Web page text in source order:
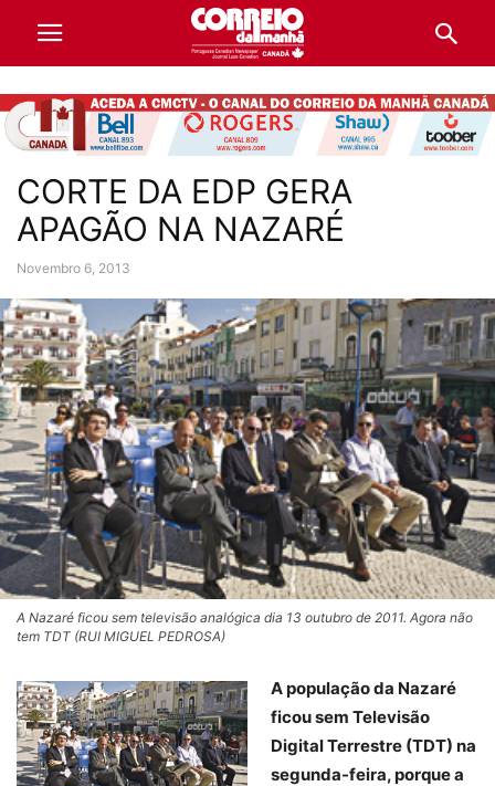
CORTE DA EDP GERA
APAGÃO NA NAZARÉ
Novembro 6, 2013
A Nazaré ficou sem televisão analógica dia 13 outubro de 2011. Agora não
tem TDT (RUI MIGUEL PEDROSA)
A população da Nazaré
ficou sem Televisão
Digital Terrestre (TDT) na
segunda-feira, porque a